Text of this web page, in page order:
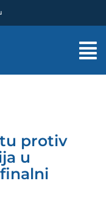
protiv
u